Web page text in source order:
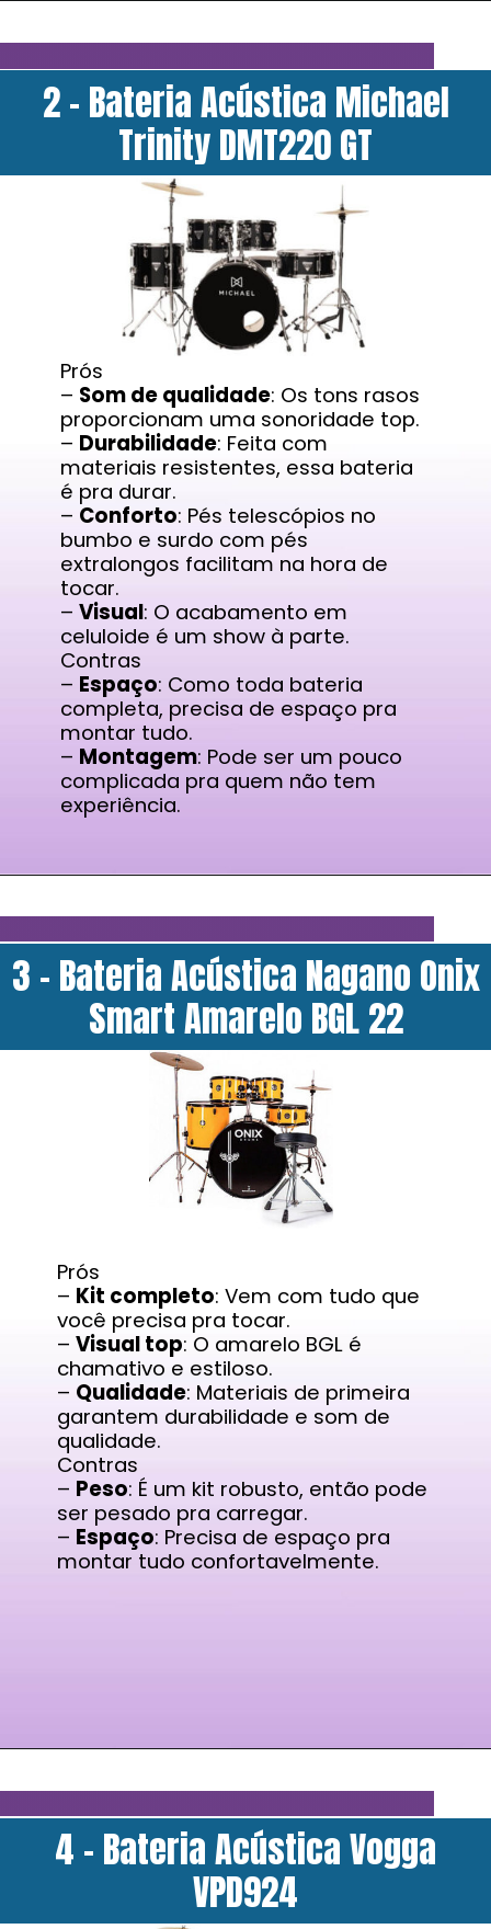
2 - Bateria Acústica Michael
Trinity DMT220 GT
Prós
– Som de qualidade: Os tons rasos
proporcionam uma sonoridade top.
– Durabilidade: Feita com
materiais resistentes, essa bateria
é pra durar.
– Conforto: Pés telescópios no
bumbo e surdo com pés
extralongos facilitam na hora de
tocar.
–Visual: O acabamento em
celuloide é um show à parte.
Contras
– Espaço: Como toda bateria
completa, precisa de espaço pra
montar tudo.
– Montagem: Pode ser um pouco
complicada pra quem não tem
experiência.
3 - Bateria Acústica Nagano Onix
Smart Amarelo BGL 22
Prós
– Kit completo: Vem com tudo que
você precisa pra tocar.
–Visual top: O amarelo BGL é
chamativo e estiloso.
– Qualidade: Materiais de primeira
garantem durabilidade e som de
qualidade.
Contras
– Peso: É um kit robusto, então pode
ser pesado pra carregar.
– Espaço: Precisa de espaço pra
montar tudo confortavelmente.
4 - Bateria Acústica Vogga
VPD924